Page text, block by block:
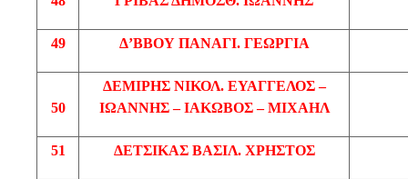
49 Δ’ΒΒΟΥ ΠΑΝΑΓΙ. ΓΕΩΡΓΙΑ
50
ΔΕΜΙΡΗΣ ΝΙΚΟΛ. ΕΥΑΓΓΕΛΟΣ –
ΙΩΑΝΝΗΣ – ΙΑΚΩΒΟΣ – ΜΙΧΑΗΛ
51 ΔΕΤΣΙΚΑΣ ΒΑΣΙΛ. ΧΡΗΣΤΟΣ